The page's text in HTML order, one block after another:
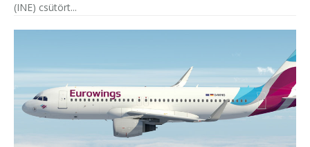
(INE) csütört...